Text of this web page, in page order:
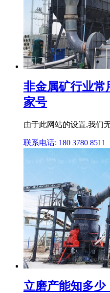
非金属矿行业常
家号
由于此网站的设置,我们
联系电话: 180 3780 8511
立磨产能知多少